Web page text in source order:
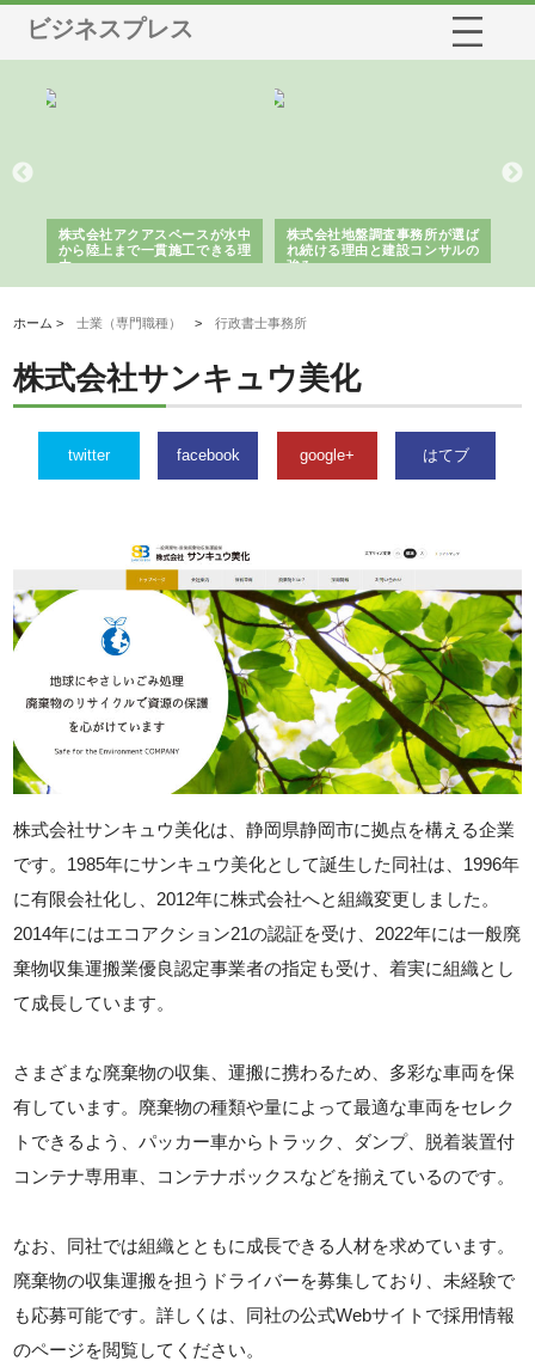
ビジネスプレス
株式会社アクアスペースが水中
から陸上まで一貫施工できる理
由
株式会社地盤調査事務所が選ば
れ続ける理由と建設コンサルの
強み
ホーム >士業（専門職種） >行政書士事務所
株式会社サンキュウ美化
twitter facebook google+ はてブ
株式会社サンキュウ美化は、静岡県静岡市に拠点を構える企業
です。1985年にサンキュウ美化として誕生した同社は、1996年
に有限会社化し、2012年に株式会社へと組織変更しました。
2014年にはエコアクション21の認証を受け、2022年には一般廃
棄物収集運搬業優良認定事業者の指定も受け、着実に組織とし
て成長しています。
さまざまな廃棄物の収集、運搬に携わるため、多彩な車両を保
有しています。廃棄物の種類や量によって最適な車両をセレク
トできるよう、パッカー車からトラック、ダンプ、脱着装置付
コンテナ専用車、コンテナボックスなどを揃えているのです。
なお、同社では組織とともに成長できる人材を求めています。
廃棄物の収集運搬を担うドライバーを募集しており、未経験で
も応募可能です。詳しくは、同社の公式Webサイトで採用情報
のページを閲覧してください。